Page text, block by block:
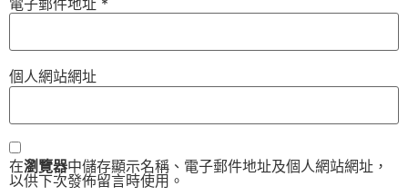
個人網站網址
在瀏覽器中儲存顯示名稱、電子郵件地址及個人網站網址，
以供下次發佈留言時使用。